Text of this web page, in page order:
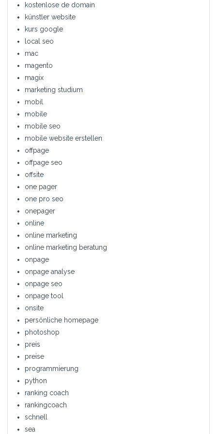
kostenlose de domain
künstler website
kurs google
local seo
mac
magento
magix
marketing studium
mobil
mobile
mobile seo
mobile website erstellen
offpage
offpage seo
offsite
one pager
one pro seo
onepager
online
online marketing
online marketing beratung
onpage
onpage analyse
onpage seo
onpage tool
onsite
persönliche homepage
photoshop
preis
preise
programmierung
python
ranking coach
rankingcoach
schnell
sea